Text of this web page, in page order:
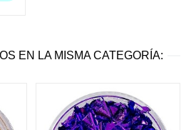
EN LA MISMA CATEGORÍA: